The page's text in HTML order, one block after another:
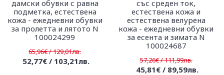
дамски обувки с равна
подметка, естествена
кожа - ежедневни обувки
за пролетта и лятото N
100024299
65,96€ / 129,01лв.
52,77€ / 103,21лв.
със среден ток,
естествена кожа и
естествена велурена
кожа - ежедневни обувки
за есента и зимата N
100024687
57,26€ / 111,99лв.
45,81€ / 89,59лв.